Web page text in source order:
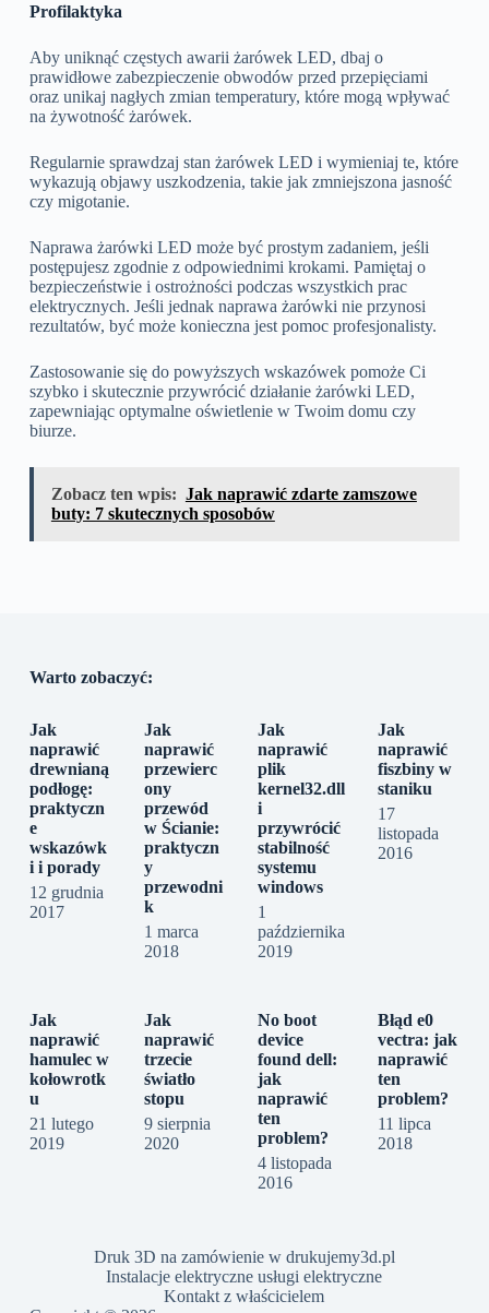
Profilaktyka
Aby uniknąć częstych awarii żarówek LED, dbaj o
prawidłowe zabezpieczenie obwodów przed przepięciami
oraz unikaj nagłych zmian temperatury, które mogą wpływać
na żywotność żarówek.
Regularnie sprawdzaj stan żarówek LED i wymieniaj te, które
wykazują objawy uszkodzenia, takie jak zmniejszona jasność
czy migotanie.
Naprawa żarówki LED może być prostym zadaniem, jeśli
postępujesz zgodnie z odpowiednimi krokami. Pamiętaj o
bezpieczeństwie i ostrożności podczas wszystkich prac
elektrycznych. Jeśli jednak naprawa żarówki nie przynosi
rezultatów, być może konieczna jest pomoc profesjonalisty.
Zastosowanie się do powyższych wskazówek pomoże Ci
szybko i skutecznie przywrócić działanie żarówki LED,
zapewniając optymalne oświetlenie w Twoim domu czy
biurze.
Zobacz ten wpis: Jak naprawić zdarte zamszowe
buty: 7 skutecznych sposobów
Warto zobaczyć:
Jak
naprawić
drewnianą
podłogę:
praktyczn
e
wskazówk
i i porady
12 grudnia
2017
Jak
naprawić
przewierc
ony
przewód
w Ścianie:
praktyczn
y
przewodni
k
1 marca
2018
Jak
naprawić
plik
kernel32.dll
i
przywrócić
stabilność
systemu
windows
1
października
2019
Jak
naprawić
fiszbiny w
staniku
17
listopada
2016
Jak
naprawić
hamulec w
kołowrotk
u
21 lutego
2019
Jak
naprawić
trzecie
światło
stopu
9 sierpnia
2020
No boot
device
found dell:
jak
naprawić
ten
problem?
4 listopada
2016
Błąd e0
vectra: jak
naprawić
ten
problem?
11 lipca
2018
Druk 3D na zamówienie w drukujemy3d.pl
Instalacje elektryczne usługi elektryczne
Kontakt z właścicielem